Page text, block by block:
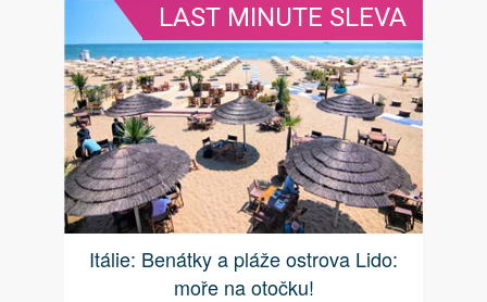
LAST MINUTE SLEVA
Itálie: Benátky a pláže ostrova Lido:
moře na otočku!